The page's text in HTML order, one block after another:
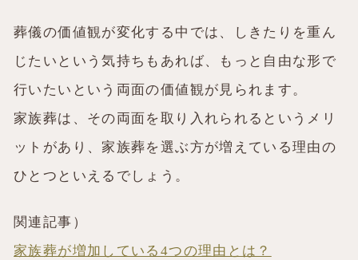
葬儀の価値観が変化する中では、しきたりを重ん
じたいという気持ちもあれば、もっと自由な形で
行いたいという両面の価値観が見られます。
家族葬は、その両面を取り入れられるというメリ
ットがあり、家族葬を選ぶ方が増えている理由の
ひとつといえるでしょう。
関連記事）
家族葬が増加している4つの理由とは？